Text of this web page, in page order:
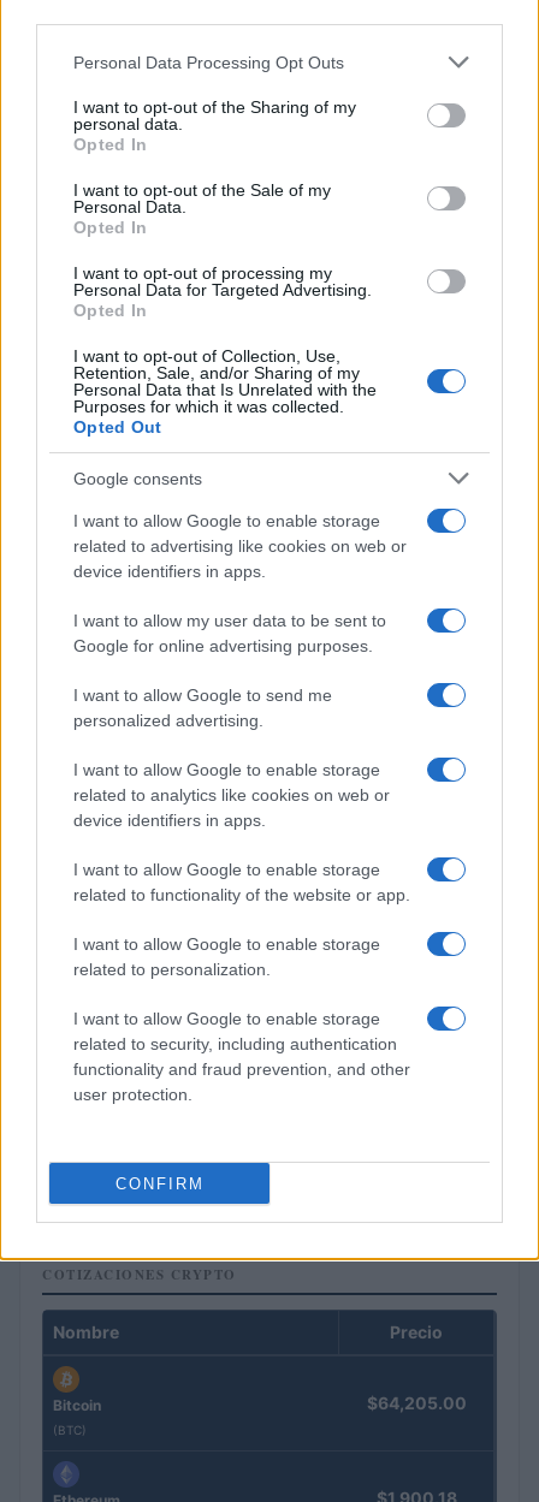
Please note that this website/app uses one or more Google
not limited to your visit or usage behaviour. You may click to
grant or deny consent to Google and its third-party tags to
use your data for below specified purposes in below Google
consent section.
Personal Data Processing Opt Outs
I want to opt-out of the Sharing of my
personal data.
Opted In
I want to opt-out of the Sale of my
Personal Data.
Opted In
I want to opt-out of processing my
Personal Data for Targeted Advertising.
Opted In
I want to opt-out of Collection, Use,
Retention, Sale, and/or Sharing of my
Personal Data that Is Unrelated with the
Purposes for which it was collected.
Opted Out
Google consents
I want to allow Google to enable storage
related to advertising like cookies on web or
device identifiers in apps.
I want to allow my user data to be sent to
Google for online advertising purposes.
I want to allow Google to send me
personalized advertising.
I want to allow Google to enable storage
related to analytics like cookies on web or
device identifiers in apps.
I want to allow Google to enable storage
related to functionality of the website or app.
I want to allow Google to enable storage
related to personalization.
I want to allow Google to enable storage
related to security, including authentication
functionality and fraud prevention, and other
user protection.
CONFIRM
Brent cae un 8.3% y arrastra a las materias primas en agosto
Lucía Herrera · 6 Ago 2026
CRIPTOMONEDAS
Cadena perpetua para ex oficial de LAPD por robo cripto a
adolescente
CRIPTOMONEDAS
Diego Martín · 6 Ago 2026
COTIZACIONES CRYPTO
Nombre Precio
Bitcoin
(BTC)
$64,205.00
$1,900.18